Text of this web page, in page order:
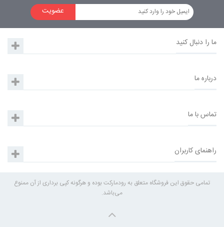
عضویت
ما را دنبال کنید
درباره ما
تماس با ما
راهنمای کاربران
تمامی حقوق این فروشگاه متعلق به رودمارکت بوده و هرگونه کپی برداری از آن ممنوع
می‌باشد.